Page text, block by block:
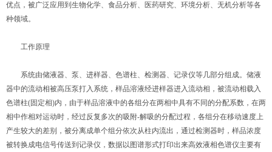
优点，被广泛应用到生物化学、食品分析、医药研究、环境分析、无机分析等各
种领域。
工作原理
系统由储液器、泵、进样器、色谱柱、检测器、记录仪等几部分组成。储液
器中的流动相被高压泵打入系统，样品溶液经进样器进入流动相，被流动相载入
色谱柱(固定相)内，由于样品溶液中的各组分在两相中具有不同的分配系数，在两
相中作相对运动时，经过反复多次的吸附-解吸的分配过程，各组分在移动速度上
产生较大的差别，被分离成单个组分依次从柱内流出，通过检测器时，样品浓度
被转换成电信号传送到记录仪，数据以图谱形式打印出来高效液相色谱仪主要有